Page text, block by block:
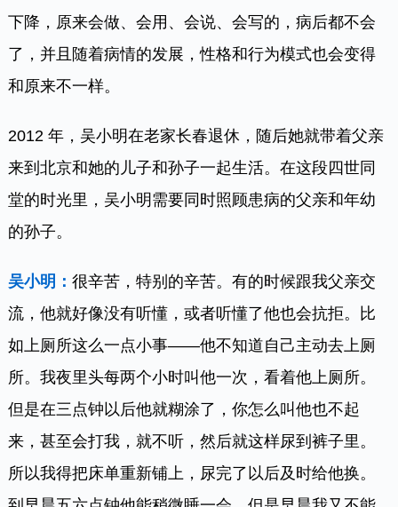
下降，原来会做、会用、会说、会写的，病后都不会
了，并且随着病情的发展，性格和行为模式也会变得
和原来不一样。
2012 年，吴小明在老家长春退休，随后她就带着父亲
来到北京和她的儿子和孙子一起生活。在这段四世同
堂的时光里，吴小明需要同时照顾患病的父亲和年幼
的孙子。
吴小明：很辛苦，特别的辛苦。有的时候跟我父亲交
流，他就好像没有听懂，或者听懂了他也会抗拒。比
如上厕所这么一点小事——他不知道自己主动去上厕
所。我夜里头每两个小时叫他一次，看着他上厕所。
但是在三点钟以后他就糊涂了，你怎么叫他也不起
来，甚至会打我，就不听，然后就这样尿到裤子里。
所以我得把床单重新铺上，尿完了以后及时给他换。